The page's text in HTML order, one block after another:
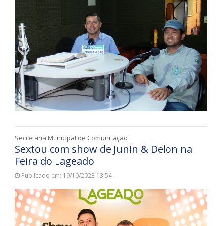
Secretaria Municipal de Comunicação
Sextou com show de Junin & Delon na
Feira do Lageado
Publicado em: 19/10/2023 13:54